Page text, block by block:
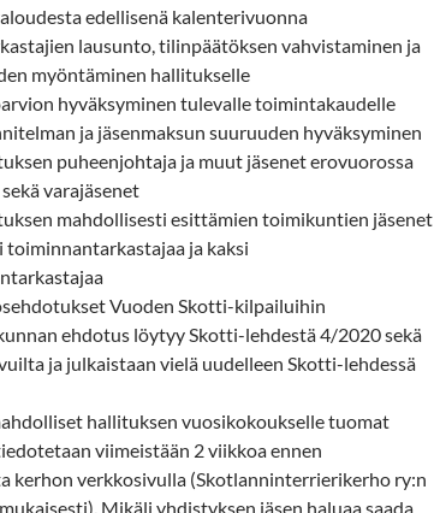
edellisenä kalenterivuonna
lausunto, tilinpäätöksen vahvistaminen ja
myöntäminen hallitukselle
hyväksyminen tulevalle toimintakaudelle
ja jäsenmaksun suuruuden hyväksyminen
puheenjohtaja ja muut jäsenet erovuorossa
varajäsenet
mahdollisesti esittämien toimikuntien jäsenet
toiminnantarkastajaa ja kaksi
Vuoden Skotti-kilpailuihin
ehdotus löytyy Skotti-lehdestä 4/2020 sekä
ja julkaistaan vielä uudelleen Skotti-lehdessä
hallituksen vuosikokoukselle tuomat
viimeistään 2 viikkoa ennen
kerhon verkkosivulla (Skotlanninterrierikerho ry:n
Mikäli yhdistyksen jäsen haluaa saada